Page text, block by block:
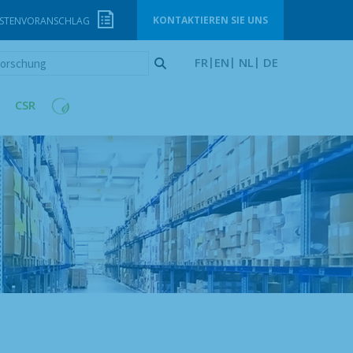
KONTAKTIEREN SIE UNS
CSR
FR EN NL DE